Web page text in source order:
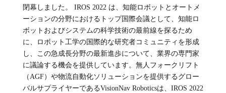
閉幕しました。
IROS 2022 は、知能ロボットとオートメ
ーションの分野におけるトップ国際会議として、知能ロ
ボットおよびシステムの科学技術の最前線を探るため
に、ロボット工学の国際的な研究者コミュニティを形成
し、この急成長分野の最新進歩について、業界の専門家
に議論する機会を提供しています。無人フォークリフト
（ AGF）や物流自動化ソリューションを提供するグロー
バルサプライヤーであるVisionNav Roboticsは、 IROS 2022